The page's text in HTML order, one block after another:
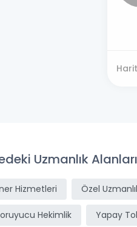
Uzmanlık Alanları
Hizmetleri Özel
Hekimlik Yapay